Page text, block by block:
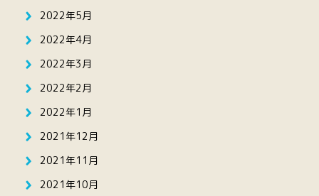
2022年5月
2022年4月
2022年3月
2022年2月
2022年1月
2021年12月
2021年11月
2021年10月